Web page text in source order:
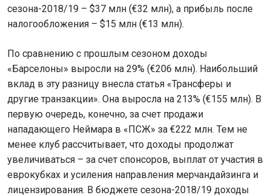
сезона-2018/19 – $37 млн (€32 млн), а прибыль после
налогообложения – $15 млн (€13 млн).
По сравнению с прошлым сезоном доходы
«Барселоны» выросли на 29% (€206 млн). Наибольший
вклад в эту разницу внесла статья «Трансферы и
другие транзакции». Она выросла на 213% (€155 млн). В
первую очередь, конечно, за счет продажи
нападающего Неймара в «ПСЖ» за €222 млн. Тем не
менее клуб рассчитывает, что доходы продолжат
увеличиваться – за счет спонсоров, выплат от участия в
еврокубках и усиления направления мерчандайзинга и
лицензирования. В бюджете сезона-2018/19 доходы